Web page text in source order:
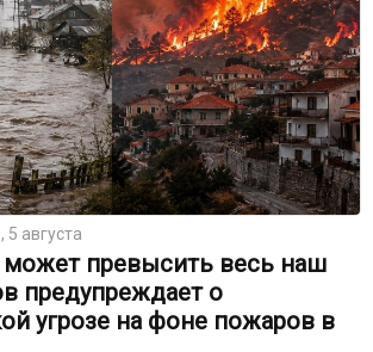
5 августа
превысить весь наш
предупреждает о
угрозе на фоне пожаров в